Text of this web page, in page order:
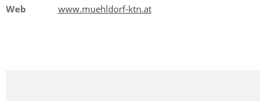
Web
www.muehldorf-ktn.at